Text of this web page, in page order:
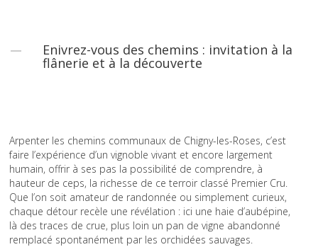
Enivrez-vous des chemins : invitation à la
flânerie et à la découverte
Arpenter les chemins communaux de Chigny-les-Roses, c’est
faire l’expérience d’un vignoble vivant et encore largement
humain, offrir à ses pas la possibilité de comprendre, à
hauteur de ceps, la richesse de ce terroir classé Premier Cru.
Que l’on soit amateur de randonnée ou simplement curieux,
chaque détour recèle une révélation : ici une haie d’aubépine,
là des traces de crue, plus loin un pan de vigne abandonné
remplacé spontanément par les orchidées sauvages.